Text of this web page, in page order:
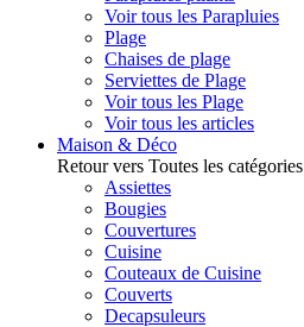
Voir tous les Parapluies
Plage
Chaises de plage
Serviettes de Plage
Voir tous les Plage
Voir tous les articles
Maison & Déco
Retour vers Toutes les catégories
Assiettes
Bougies
Couvertures
Cuisine
Couteaux de Cuisine
Couverts
Decapsuleurs